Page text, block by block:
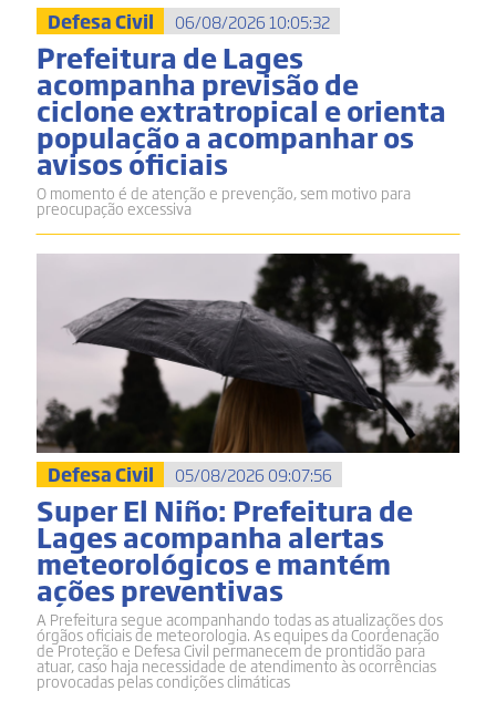
Defesa Civil 06/08/2026 10:05:32
Prefeitura de Lages
acompanha previsão de
ciclone extratropical e orienta
população a acompanhar os
avisos oficiais
O momento é de atenção e prevenção, sem motivo para
preocupação excessiva
Defesa Civil 05/08/2026 09:07:56
Super El Niño: Prefeitura de
Lages acompanha alertas
meteorológicos e mantém
ações preventivas
A Prefeitura segue acompanhando todas as atualizações dos
órgãos oficiais de meteorologia. As equipes da Coordenação
de Proteção e Defesa Civil permanecem de prontidão para
atuar, caso haja necessidade de atendimento às ocorrências
provocadas pelas condições climáticas